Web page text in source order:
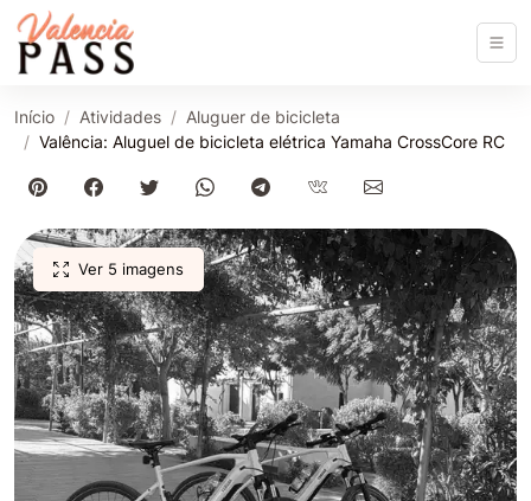
Início Atividades
Aluguer de bicicleta
Valência: Aluguel de bicicleta elétrica Yamaha CrossCore RC
Ver 5 imagens